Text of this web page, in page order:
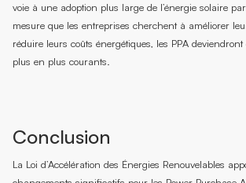
voie à une adoption plus large de l’énergie solaire
mesure que les entreprises cherchent à améliorer
réduire leurs coûts énergétiques, les PPA
plus en plus courants.
Conclusion
La Loi d’Accélération des Énergies Renouvelables